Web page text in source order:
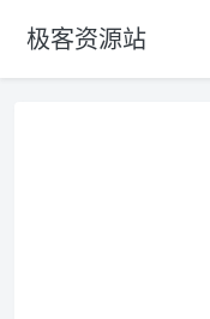
极客资源站